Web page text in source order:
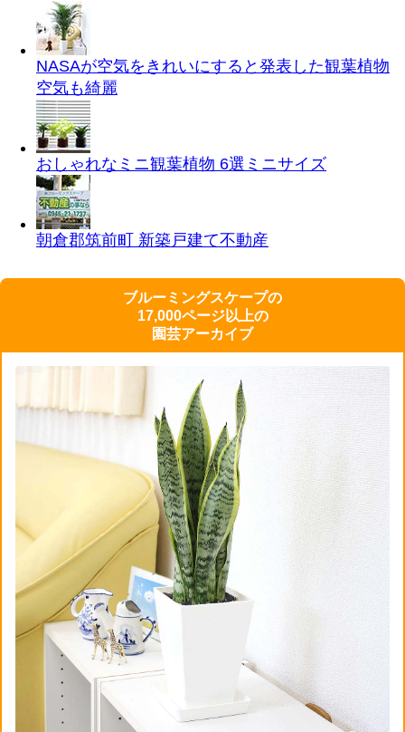
NASAが空気をきれいにすると発表した観葉植物
空気も綺麗
おしゃれなミニ観葉植物 6選 ミニサイズ
朝倉郡筑前町 新築戸建て不動産
ブルーミングスケープの
17,000ページ以上の
園芸アーカイブ